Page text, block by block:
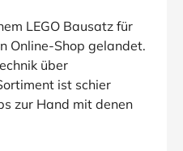
LEGO Bausatz für
Online-Shop gelandet.
über
ist schier
zur Hand mit denen